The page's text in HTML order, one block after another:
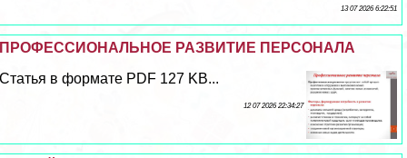
13 07 2026 6:22:51
ПРОФЕССИОНАЛЬНОЕ РАЗВИТИЕ ПЕРСОНАЛА
Статья в формате PDF 127 KB...
12 07 2026 22:34:27